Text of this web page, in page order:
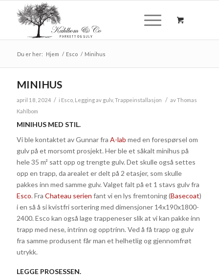
Du er her: Hjem / Esco / Minihus
MINIHUS
april 18, 2024 / i Esco, Legging av gulv, Trappeinstallasjon / avThomas
Kahlbom
MINIHUS MED STIL.
Vi ble kontaktet av Gunnar fra A-lab med en forespørsel om
gulv på et morsomt prosjekt. Her ble et såkalt minihus på
hele 35 m² satt opp og trengte gulv. Det skulle også settes
opp en trapp, da arealet er delt på 2 etasjer, som skulle
pakkes inn med samme gulv. Valget falt på et 1 stavs gulv fra
Esco. Fra Chateau serien fant vi en lys fremtoning (Basecoat)
i en så å si kvistfri sortering med dimensjoner 14x190x1800-
2400. Esco kan også lage trappeneser slik at vi kan pakke inn
trapp med nese, intrinn og opptrinn. Ved å få trapp og gulv
fra samme produsent får man et helhetlig og gjennomfrøt
utrykk.
LEGGE PROSESSEN.